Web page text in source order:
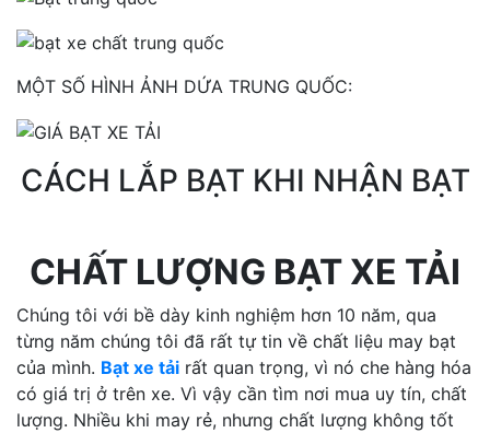
MỘT SỐ HÌNH ẢNH DỨA TRUNG QUỐC:
CÁCH LẮP BẠT KHI NHẬN BẠT
CHẤT LƯỢNG BẠT XE TẢI
Chúng tôi với bề dày kinh nghiệm hơn 10 năm, qua
từng năm chúng tôi đã rất tự tin về chất liệu may bạt
của mình. Bạt xe tải rất quan trọng, vì nó che hàng hóa
có giá trị ở trên xe. Vì vậy cần tìm nơi mua uy tín, chất
lượng. Nhiều khi may rẻ, nhưng chất lượng không tốt